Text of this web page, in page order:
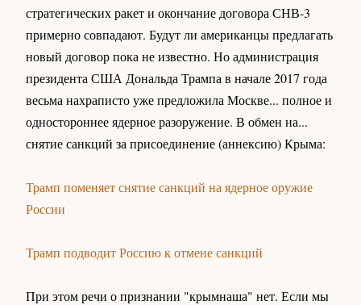
стратегических ракет и окончание договора СНВ-3
примерно совпадают. Будут ли американцы предлагать
новый договор пока не известно. Но администрация
президента США Дональда Трампа в начале 2017 года
весьма нахраписто уже предложила Москве... полное и
одностороннее ядерное разоружение. В обмен на...
снятие санкций за присоединение (аннексию) Крыма:
Трамп поменяет снятие санкций на ядерное оружие
России
Трамп подводит Россию к отмене санкций
При этом речи о признании "крымнаша" нет. Если мы